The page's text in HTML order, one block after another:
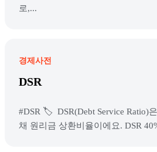
로,...
경제사전
DSR
#DSR 🏷️ DSR(Debt Service Ratio)
채 원리금 상환비율이에요. DSR